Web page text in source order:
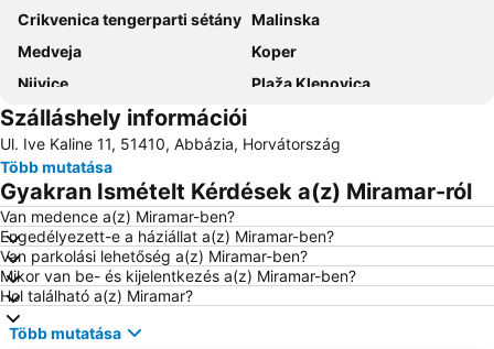
Crikvenica tengerparti sétány Malinska
Medveja
Koper
Njivice
Plaža Klenovica
Teniski klub Kvarner
Lanterna
Luka Volosko
Óváros Lovran
Autobusna postaja Rijeka
Korzo
Camping Krk
Postojna Cave
Rijeka Repülőtér
Drazica
Marina Punat
Postojna Cave
Luka Krk
Ploče
Szálláshely információi
Ul. Ive Kaline 11, 51410, Abbázia, Horvátország
Több mutatása
Gyakran Ismételt Kérdések a(z) Miramar-ról
Van medence a(z) Miramar-ben?
Engedélyezett-e a háziállat a(z) Miramar-ben?
Van parkolási lehetőség a(z) Miramar-ben?
Mikor van be- és kijelentkezés a(z) Miramar-ben?
Hol található a(z) Miramar?
Több mutatása